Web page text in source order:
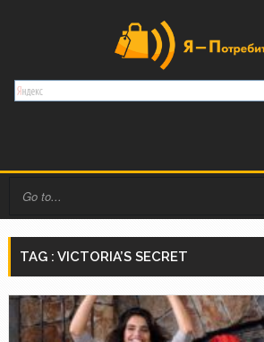
TAG : VICTORIA’S SECRET